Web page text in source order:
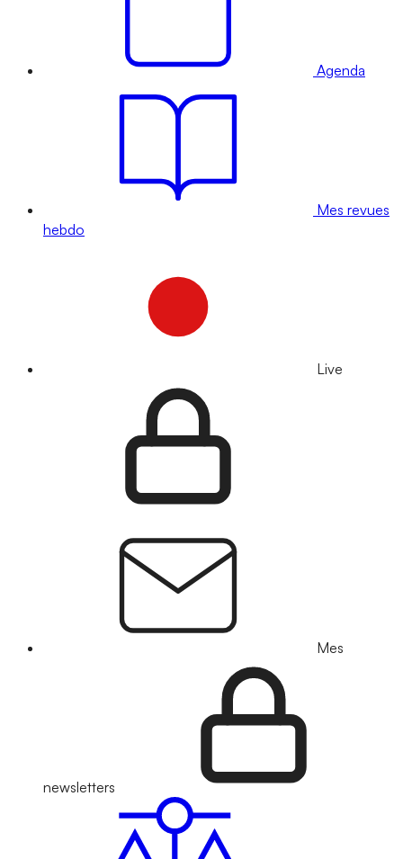
Agenda
Mes revues
hebdo
Live
Mes
newsletters